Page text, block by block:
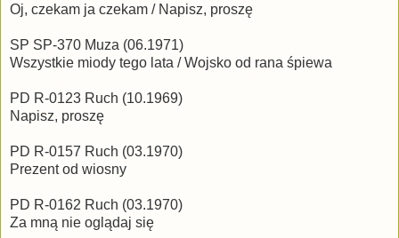
Oj, czekam ja czekam / Napisz, proszę
SP SP-370 Muza (06.1971)
Wszystkie miody tego lata / Wojsko od rana śpiewa
PD R-0123 Ruch (10.1969)
Napisz, proszę
PD R-0157 Ruch (03.1970)
Prezent od wiosny
PD R-0162 Ruch (03.1970)
Za mną nie oglądaj się